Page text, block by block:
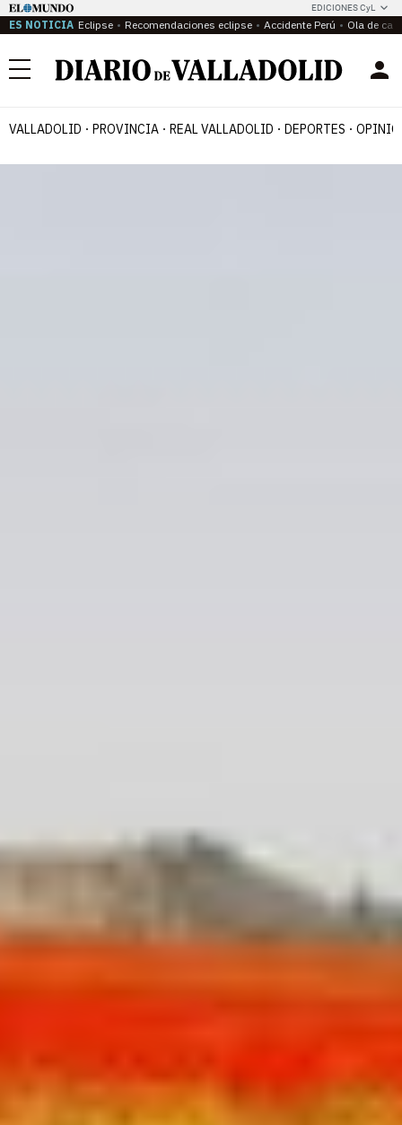
EDICIONES CyL
ES NOTICIA Eclipse Recomendaciones eclipse Accidente Perú Ola de
Menú
VALLADOLID PROVINCIA REAL VALLADOLID DEPORTES